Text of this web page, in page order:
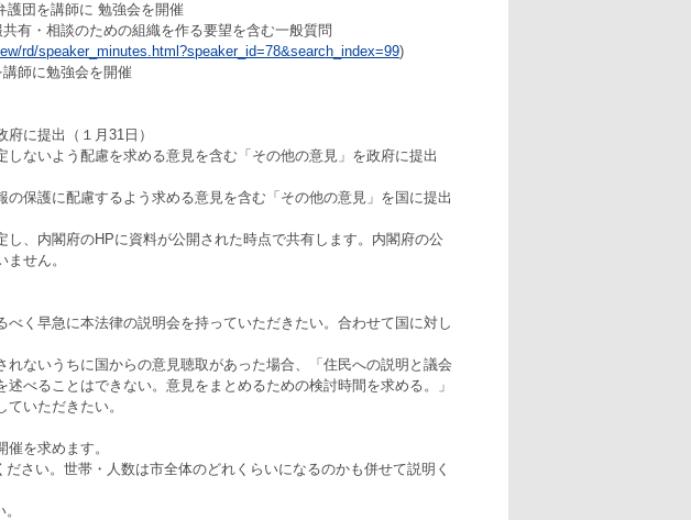
護団を講師に 勉強会を開催
有・相談のための組織を作る要望を含む一般質問
rd/speaker_minutes.html?speaker_id=78&search_index=99)
師に勉強会を開催
に提出（１月31日）
ないよう配慮を求める意見を含む「その他の意見」を政府に提出
保護に配慮するよう求める意見を含む「その他の意見」を国に提出
、内閣府のHPに資料が公開された時点で共有します。内閣府の公
せん。
く早急に本法律の説明会を持っていただきたい。合わせて国に対し
ないうちに国からの意見聴取があった場合、「住民への説明と議会
べることはできない。意見をまとめるための検討時間を求める。」
いただきたい。
を求めます。
さい。世帯・人数は市全体のどれくらいになるのかも併せて説明く